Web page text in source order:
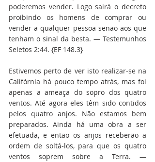
poderemos vender. Logo sairá o decreto
proibindo os homens de comprar ou
vender a qualquer pessoa senão aos que
tenham o sinal da besta. — Testemunhos
Seletos 2:44. {EF 148.3}
Estivemos perto de ver isto realizar-se na
Califórnia há pouco tempo atrás, mas foi
apenas a ameaça do sopro dos quatro
ventos. Até agora eles têm sido contidos
pelos quatro anjos. Não estamos bem
preparados. Ainda há uma obra a ser
efetuada, e então os anjos receberão a
ordem de soltá-los, para que os quatro
ventos soprem sobre a Terra. —